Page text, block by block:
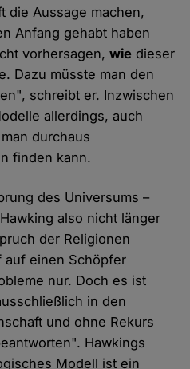
die Aussage machen,
Anfang gehabt haben
vorhersagen,wie dieser
Dazu müsste man den
schreibt er. Inzwischen
allerdings, auch
durchaus
finden kann.
des Universums –
also nicht länger
der Religionen
auf einen Schöpfer
nur. Doch es ist
in den
und ohne Rekurs
Hawkings
Modell ist ein